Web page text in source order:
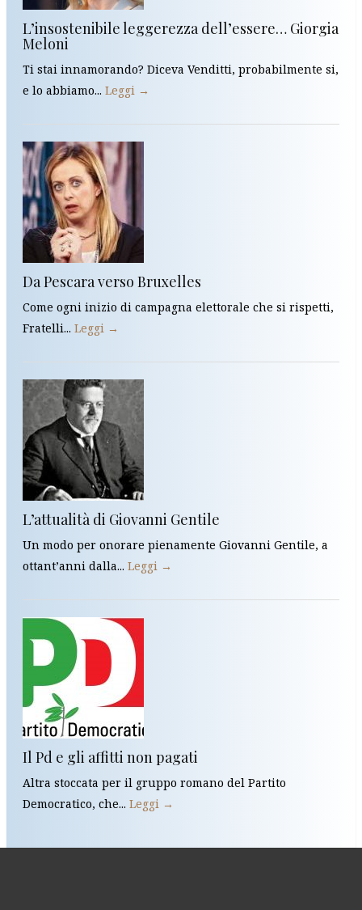
L’insostenibile leggerezza dell’essere… Giorgia
Meloni
Ti stai innamorando? Diceva Venditti, probabilmente si,
e lo abbiamo... Leggi →
Da Pescara verso Bruxelles
Come ogni inizio di campagna elettorale che si rispetti,
Fratelli... Leggi →
L’attualità di Giovanni Gentile
Un modo per onorare pienamente Giovanni Gentile, a
ottant’anni dalla... Leggi →
Il Pd e gli affitti non pagati
Altra stoccata per il gruppo romano del Partito
Democratico, che... Leggi →